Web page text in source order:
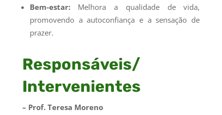
Bem-estar:Melhora a qualidade de vida,
promovendo a autoconfiança e a sensação de
prazer.
Responsáveis/
Intervenientes
– Prof. Teresa Moreno